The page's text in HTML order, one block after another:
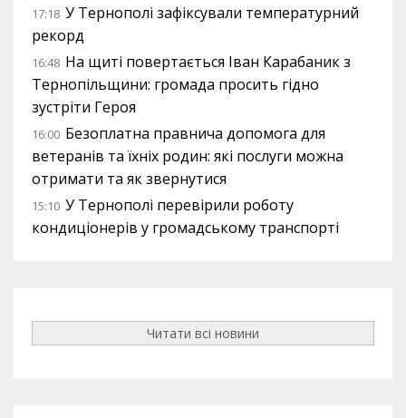
17:18 У Тернополі зафіксували температурний
рекорд
16:48 На щиті повертається Іван Карабаник з
Тернопільщини: громада просить гідно
зустріти Героя
16:00 Безоплатна правнича допомога для
ветеранів та їхніх родин: які послуги можна
отримати та як звернутися
15:10 У Тернополі перевірили роботу
кондиціонерів у громадському транспорті
Читати всі новини